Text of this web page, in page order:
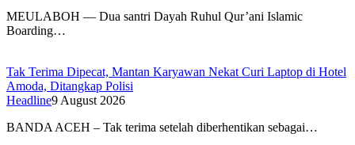
MEULABOH — Dua santri Dayah Ruhul Qur’ani Islamic
Boarding…
Tak Terima Dipecat, Mantan Karyawan Nekat Curi Laptop di Hotel
Amoda, Ditangkap Polisi
Headline9 August 2026
BANDA ACEH – Tak terima setelah diberhentikan sebagai…